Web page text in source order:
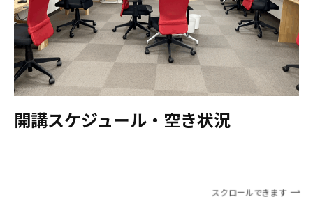
開講スケジュール・空き状況
スクロールできます